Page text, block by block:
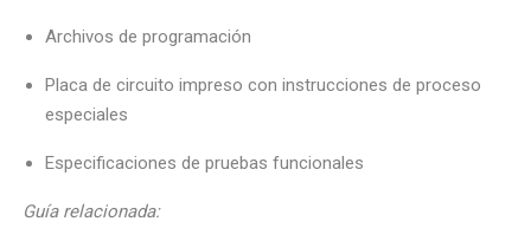
Archivos de programación
Placa de circuito impreso con instrucciones de proceso
especiales
Especificaciones de pruebas funcionales
Guía relacionada: